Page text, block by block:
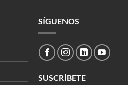
SÍGUENOS
SUSCRÍBETE